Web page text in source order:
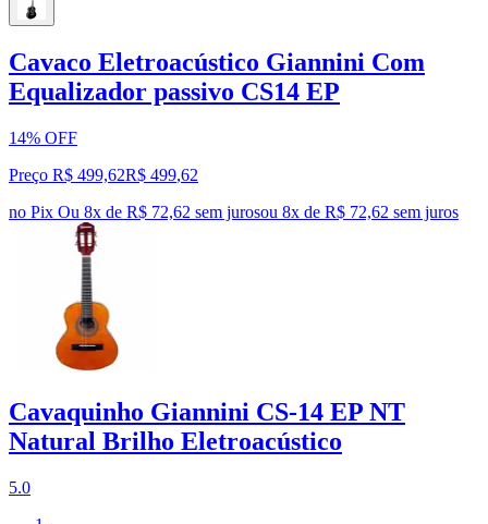
Cavaco Eletroacústico Giannini Com
Equalizador passivo CS14 EP
14% OFF
Preço R$ 499,62R$ 499,62
no Pix Ou 8x de R$ 72,62 sem jurosou 8x de R$ 72,62 sem juros
Cavaquinho Giannini CS-14 EP NT
Natural Brilho Eletroacústico
5.0